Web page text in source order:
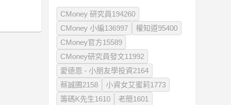
CMoney 研究員194260
CMoney 小編136997
權知道95400
CMoney官方15589
CMoney研究員發文11992
愛德恩 - 小朋友學投資2164
蔡誠圃2158
小資女艾蜜莉1773
籌碼K先生1610
老簡1601